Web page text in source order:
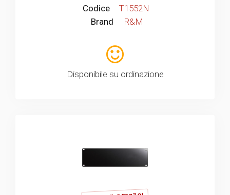
Codice
T1552N
Brand
R&M
Disponibile su ordinazione